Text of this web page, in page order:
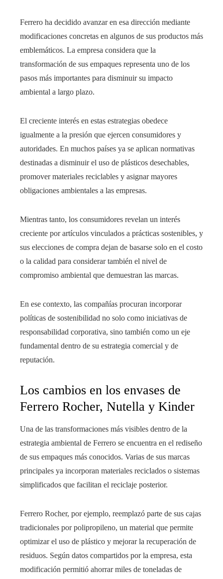
Ferrero ha decidido avanzar en esa dirección mediante
modificaciones concretas en algunos de sus productos más
emblemáticos. La empresa considera que la
transformación de sus empaques representa uno de los
pasos más importantes para disminuir su impacto
ambiental a largo plazo.
El creciente interés en estas estrategias obedece
igualmente a la presión que ejercen consumidores y
autoridades. En muchos países ya se aplican normativas
destinadas a disminuir el uso de plásticos desechables,
promover materiales reciclables y asignar mayores
obligaciones ambientales a las empresas.
Mientras tanto, los consumidores revelan un interés
creciente por artículos vinculados a prácticas sostenibles, y
sus elecciones de compra dejan de basarse solo en el costo
o la calidad para considerar también el nivel de
compromiso ambiental que demuestran las marcas.
En ese contexto, las compañías procuran incorporar
políticas de sostenibilidad no solo como iniciativas de
responsabilidad corporativa, sino también como un eje
fundamental dentro de su estrategia comercial y de
reputación.
Los cambios en los envases de
Ferrero Rocher, Nutella y Kinder
Una de las transformaciones más visibles dentro de la
estrategia ambiental de Ferrero se encuentra en el rediseño
de sus empaques más conocidos. Varias de sus marcas
principales ya incorporan materiales reciclados o sistemas
simplificados que facilitan el reciclaje posterior.
Ferrero Rocher, por ejemplo, reemplazó parte de sus cajas
tradicionales por polipropileno, un material que permite
optimizar el uso de plástico y mejorar la recuperación de
residuos. Según datos compartidos por la empresa, esta
modificación permitió ahorrar miles de toneladas de